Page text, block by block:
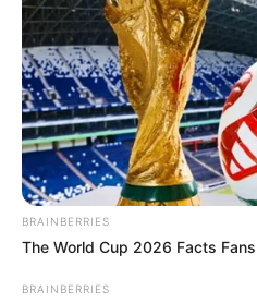
BRAINBERRIES
The World Cup 2026 Facts
BRAINBERRIES